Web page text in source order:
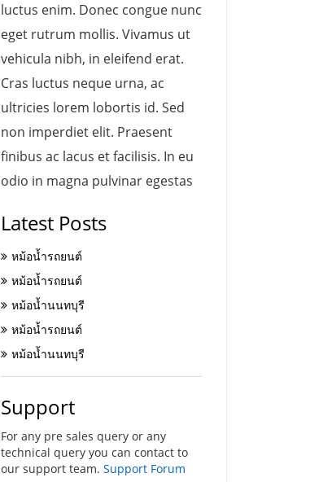
luctus enim. Donec congue nunc
eget rutrum mollis. Vivamus ut
vehicula nibh, in eleifend erat.
Cras luctus neque urna, ac
ultricies lorem lobortis id. Sed
non imperdiet elit. Praesent
finibus ac lacus et facilisis. In eu
odio in magna pulvinar egestas
Latest Posts
หม้อน้ำรถยนต์
หม้อน้ำรถยนต์
หม้อน้ำนนทบุรี
หม้อน้ำรถยนต์
หม้อน้ำนนทบุรี
Support
For any pre sales query or any
technical query you can contact to
our support team. Support Forum